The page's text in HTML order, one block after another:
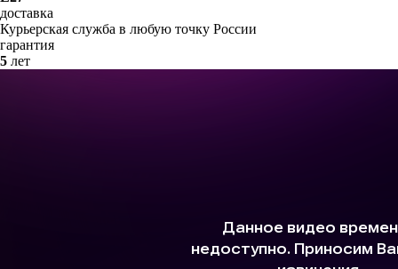
доставка
Курьерская служба в любую точку России
гарантия
5 лет